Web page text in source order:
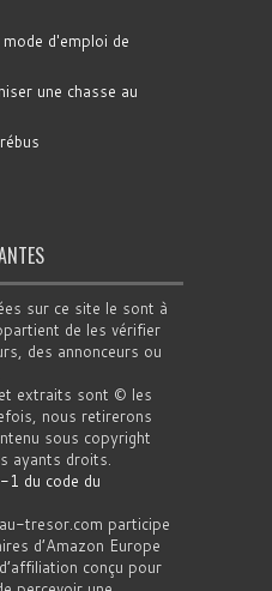
d'emploi de
une chasse au
sur ce site le sont à
de les vérifier
des annonceurs ou
extraits sont © les
nous retirerons
sous copyright
ayants droits.
1 du code du
tresor.com participe
d’Amazon Europe
conçu pour